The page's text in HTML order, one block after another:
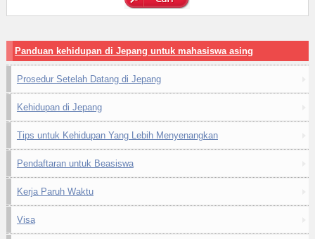
Panduan kehidupan di Jepang untuk mahasiswa asing
Prosedur Setelah Datang di Jepang
Kehidupan di Jepang
Tips untuk Kehidupan Yang Lebih Menyenangkan
Pendaftaran untuk Beasiswa
Kerja Paruh Waktu
Visa